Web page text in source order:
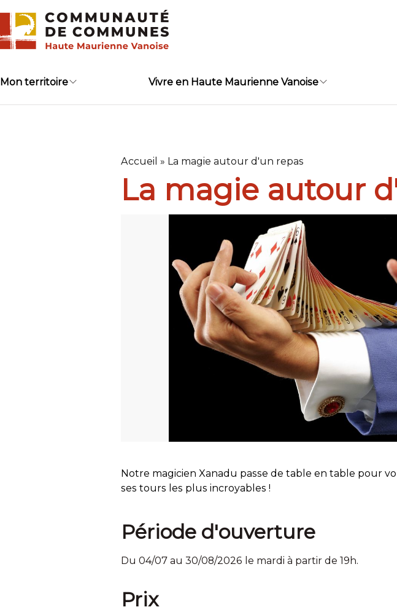
content
Mon territoire Vivre en Haute Maurienne Vanoise
Accueil » La magie autour d'un repas
La magie autour
Notre magicien Xanadu passe de table en table pour
ses tours les plus incroyables !
Période d'ouverture
Du 04/07 au 30/08/2026 le mardi à partir de 19h.
Prix